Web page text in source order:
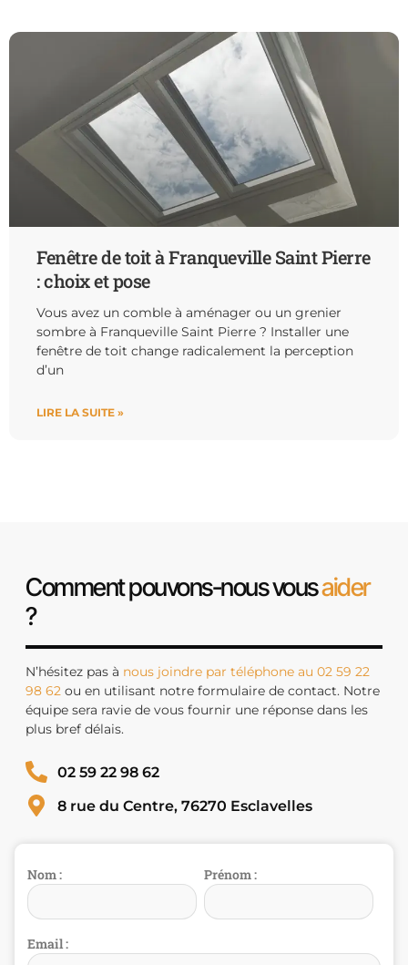
Fenêtre de toit à Franqueville Saint Pierre
: choix et pose
Vous avez un comble à aménager ou un grenier
sombre à Franqueville Saint Pierre ? Installer une
fenêtre de toit change radicalement la perception
d’un
LIRE LA SUITE »
Comment pouvons-nous vousaider
?
N’hésitez pas à nous joindre par téléphone au 02 59 22
98 62 ou en utilisant notre formulaire de contact. Notre
équipe sera ravie de vous fournir une réponse dans les
plus bref délais.
02 59 22 98 62
8 rue du Centre, 76270 Esclavelles
Nom : Prénom :
Email :